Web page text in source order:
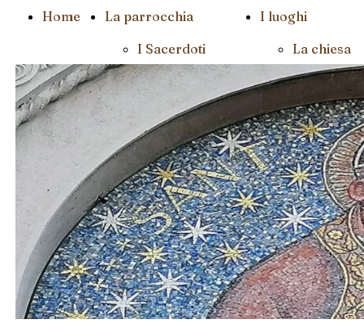
Home
La parrocchia
I Sacerdoti
La
Segreteria
Catechismo
I luoghi
La chiesa
Il Santuario
della
Madonna
Lourdes al
Cascinone
La chiesa
della